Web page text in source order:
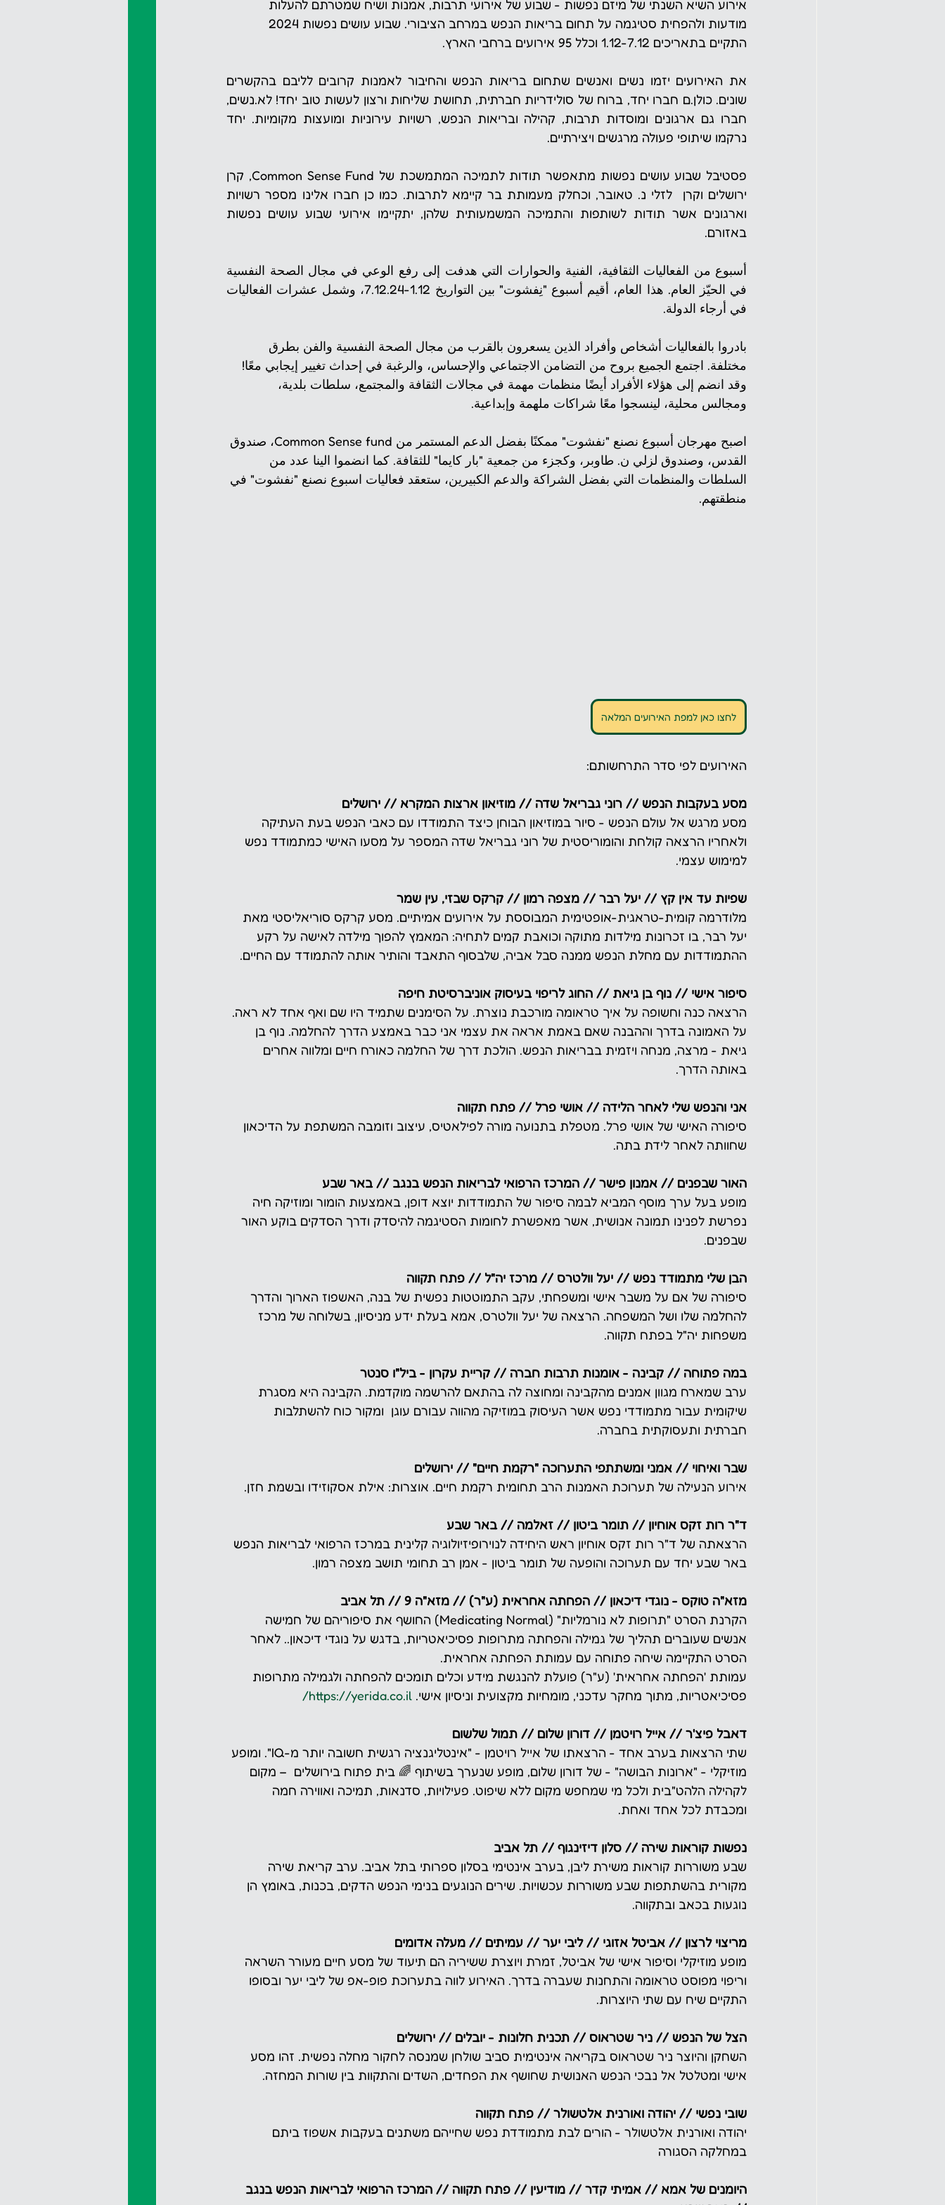
אירוע השיא השנתי של מיזם נפשות - שבוע של אירועי תרבות, אמנות ושיח שמטרתם להעלות
התקיים בתאריכים 1.12-7.12 וכלל 95 אירועים ברחבי הארץ.
נרקמו שיתופי פעולה מרגשים ויצירתיים.
באזורם.​​​​​
في أرجاء الدولة.
بادروا بالفعاليات أشخاص وأفراد الذين يسعرون بالقرب من مجال الصحة النفسية والفن بطرق
مختلفة. اجتمع الجميع بروح من التضامن الاجتماعي والإحساس، والرغبة في إحداث تغيير إيجابي معًا!
وقد انضم إلى هؤلاء الأفراد أيضًا منظمات مهمة في مجالات الثقافة والمجتمع، سلطات بلدية،
ومجالس محلية، لينسجوا معًا شراكات ملهمة وإبداعية.
اصبح مهرجان أسبوع نصنع "نفشوت" ممكنًا بفضل الدعم المستمر من Common Sense fund، صندوق
القدس، وصندوق لزلي ن. طاوبر، وكجزء من جمعية "بار كايما" للثقافة. كما انضموا الينا عدد من
السلطات والمنظمات التي بفضل الشراكة والدعم الكبيرين، ستعقد فعاليات اسبوع نصنع "نفشوت" في
منطقتهم.​​​​
לחצו כאן למפת האירועים המלאה
האירועים לפי סדר התרחשותם:
מסע בעקבות הנפש // רוני גבריאל שדה // מוזיאון ארצות המקרא // ירושלים
מסע מרגש אל עולם הנפש - סיור במוזיאון הבוחן כיצד התמודדו עם כאבי הנפש בעת העתיקה
ולאחריו הרצאה קולחת והומוריסטית של רוני גבריאל שדה המספר על מסעו האישי כמתמודד נפש
למימוש עצמי.
שפיות עד אין קץ // יעל רבר // מצפה רמון // קרקס שבזי, עין שמר
מלודרמה קומית-טראגית-אופטימית המבוססת על אירועים אמיתיים. מסע קרקס סוריאליסטי מאת
יעל רבר, בו זכרונות מילדות מתוקה וכואבת קמים לתחיה: המאמץ להפוך מילדה לאישה על רקע
ההתמודדות עם מחלת הנפש ממנה סבל אביה, שלבסוף התאבד והותיר אותה להתמודד עם החיים.
סיפור אישי // נוף בן גיאת // החוג לריפוי בעיסוק אוניברסיטת חיפה​
הרצאה כנה וחשופה על איך טראומה מורכבת נוצרת. על הסימנים שתמיד היו שם ואף אחד לא ראה.
על האמונה בדרך וההבנה שאם באמת אראה את עצמי אני כבר באמצע הדרך להחלמה. נוף בן
גיאת - מרצה, מנחה ויזמית בבריאות הנפש. הולכת דרך של החלמה כאורח חיים ומלווה אחרים
באותה הדרך.
אני והנפש שלי לאחר הלידה // אושי פרל // פתח תקווה
סיפורה האישי של אושי פרל. מטפלת בתנועה מורה לפילאטיס, עיצוב וזומבה המשתפת על הדיכאון
שחוותה לאחר לידת בתה.
האור שבפנים // אמנון פישר // המרכז הרפואי לבריאות הנפש בנגב // באר שבע
מופע בעל ערך מוסף המביא לבמה סיפור של התמודדות יוצא דופן, באמצעות הומור ומוזיקה חיה
נפרשת לפנינו תמונה אנושית, אשר מאפשרת לחומות הסטיגמה להיסדק ודרך הסדקים בוקע האור
שבפנים.
הבן שלי מתמודד נפש // יעל וולטרס // מרכז יה"ל // פתח תקווה
סיפורה של אם על משבר אישי ומשפחתי, עקב התמוטטות נפשית של בנה, האשפוז הארוך והדרך
להחלמה שלו ושל המשפחה. הרצאה של יעל וולטרס, אמא בעלת ידע מניסיון, בשלוחה של מרכז
משפחות יה"ל בפתח תקווה.
במה פתוחה // קבינה - אומנות תרבות חברה // קריית עקרון - ביל"ו סנטר
ערב שמארח מגוון אמנים מהקבינה ומחוצה לה בהתאם להרשמה מוקדמת. הקבינה היא מסגרת
שיקומית עבור מתמודדי נפש אשר העיסוק במוזיקה מהווה עבורם עוגן  ומקור כוח להשתלבות
חברתית ותעסוקתית בחברה.
שבר ואיחוי // אמני ומשתתפי התערוכה "רקמת חיים" // ירושלים
אירוע הנעילה של תערוכת האמנות הרב תחומית רקמת חיים. אוצרות: אילת אסקוזידו ובשמת חזן.
ד"ר רות זקס אוחיון // תומר ביטון // זאלמה // באר שבע
הרצאתה של ד"ר רות זקס אוחיון ראש היחידה לנוירופיזיולוגיה קלינית במרכז הרפואי לבריאות הנפש
באר שבע יחד עם תערוכה והופעה של תומר ביטון - אמן רב תחומי תושב מצפה רמון.
מזא"ה טוקס - נוגדי דיכאון // הפחתה אחראית (ע"ר) // מזא"ה 9 // תל אביב
הקרנת הסרט "תרופות לא נורמליות" (Medicating Normal) החושף את סיפוריהם של חמישה
אנשים שעוברים תהליך של גמילה והפחתה מתרופות פסיכיאטריות, בדגש על נוגדי דיכאון.. לאחר
הסרט התקיימה שיחה פתוחה עם עמותת הפחתה אחראית.
עמותת 'הפחתה אחראית' (ע"ר) פועלת להנגשת מידע וכלים תומכים להפחתה ולגמילה מתרופות
פסיכיאטריות, מתוך מחקר עדכני, מומחיות מקצועית וניסיון אישי. https://yerida.co.il/
דאבל פיצ'ר // אייל רויטמן // דורון שלום // תמול שלשום
שתי הרצאות בערב אחד - הרצאתו של אייל רויטמן - "אינטליגנציה רגשית חשובה יותר מ-IQ". ומופע
מוזיקלי - "ארונות הבושה" - של דורון שלום, מופע שנערך בשיתוף 🌈 בית פתוח בירושלים  – מקום
לקהילה הלהט"בית ולכל מי שמחפש מקום ללא שיפוט. פעילויות, סדנאות, תמיכה ואווירה חמה
ומכבדת לכל אחד ואחת.
נפשות קוראות שירה // סלון דיזינגוף // תל אביב
שבע משוררות קוראות משירת ליבן, בערב אינטימי בסלון ספרותי בתל אביב. ערב קריאת שירה
מקורית בהשתתפות שבע משוררות עכשויות. שירים הנוגעים בנימי הנפש הדקים, בכנות, באומץ הן
נוגעות בכאב ובתקווה.
מריצוי לרצון // אביטל אזוגי // ליבי יער // עמיתים // מעלה אדומים
מופע מוזיקלי וסיפור אישי של אביטל, זמרת ויוצרת ששיריה הם תיעוד של מסע חיים מעורר השראה
וריפוי מפוסט טראומה והתחנות שעברה בדרך. האירוע לווה בתערוכת פופ-אפ של ליבי יער ובסופו
התקיים שיח עם שתי היוצרות.
הצל של הנפש // ניר שטראוס // תכנית חלונות - יובלים // ירושלים
השחקן והיוצר ניר שטראוס בקריאה אינטימית סביב שולחן שמנסה לחקור מחלה נפשית. זהו מסע
אישי ומטלטל אל נבכי הנפש האנושית שחושף את הפחדים, השדים והתקוות בין שורות המחזה.
שובי נפשי // יהודה ואורנית אלטשולר // פתח תקווה
יהודה ואורנית אלטשולר - הורים לבת מתמודדת נפש שחייהם משתנים בעקבות אשפוז ביתם
במחלקה הסגורה
היומנים של אמא // אמיתי קדר // מודיעין // פתח תקווה // המרכז הרפואי לבריאות הנפש בנגב